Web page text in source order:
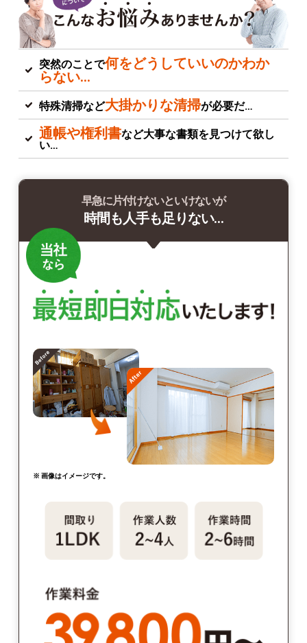
突然のことで何をどうしていいのかわか
らない…
特殊清掃など大掛かりな清掃が必要だ…
通帳や権利書など大事な書類を見つけて欲し
い…
早急に片付けないといけないが
時間も人手も足りない…
※ 画像はイメージです。